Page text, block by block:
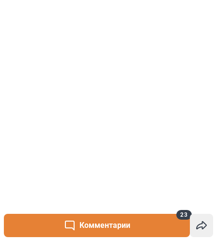
Комментарии
23